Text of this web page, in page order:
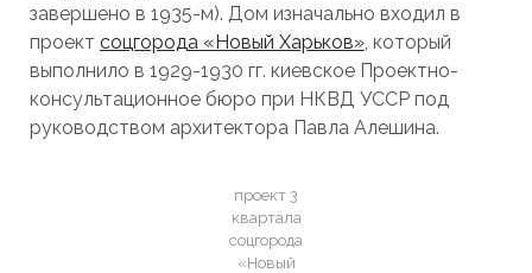
завершено в 1935-м). Дом изначально входил в
проект соцгорода «Новый Харьков», который
выполнило в 1929-1930 гг. киевское Проектно-
консультационное бюро при НКВД УССР под
руководством архитектора Павла Алешина.
проект 3
квартала
соцгорода
«Новый